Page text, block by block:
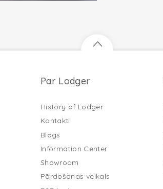
Par Lodger
History of Lodger
Kontakti
Blogs
Information Center
Showroom
Pārdošanas veikals